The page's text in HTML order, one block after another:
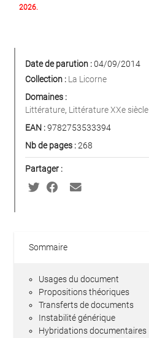
2026.
Date de parution :04/09/2014
Collection : La Licorne
Domaines :
Littérature, Littérature XXe siècle
EAN :9782753533394
Nb de pages :268
Partager :
Sommaire
Usages du document
Propositions théoriques
Transferts de documents
Instabilité générique
Hybridations documentaires